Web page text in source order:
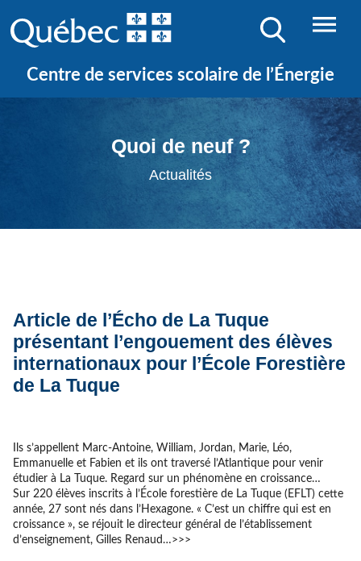
Centre de services scolaire de l’Énergie
Quoi de neuf ?
Actualités
Article de l’Écho de La Tuque
présentant l’engouement des élèves
internationaux pour l’École Forestière
de La Tuque
Ils s’appellent Marc-Antoine, William, Jordan, Marie, Léo,
Emmanuelle et Fabien et ils ont traversé l’Atlantique pour venir
étudier à La Tuque. Regard sur un phénomène en croissance…
Sur 220 élèves inscrits à l’École forestière de La Tuque (EFLT) cette
année, 27 sont nés dans l’Hexagone. « C’est un chiffre qui est en
croissance », se réjouit le directeur général de l’établissement
d’enseignement, Gilles Renaud…>>>